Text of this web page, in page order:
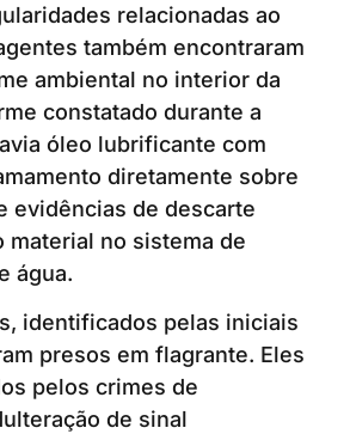
relacionadas ao
também encontraram
ambiental no interior da
constatado durante a
óleo lubrificante com
diretamente sobre
evidências de descarte
material no sistema de
água.
identificados pelas iniciais
presos em flagrante. Eles
pelos crimes de
de sinal